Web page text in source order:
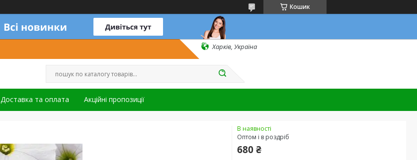
Кошик
Харків, Україна
Доставка та оплата Акційні пропозиції
В наявності
Оптом і в роздріб
680 ₴